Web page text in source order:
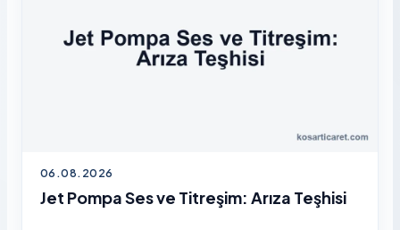
06.08.2026
Jet Pompa Ses ve Titreşim: Arıza Teşhisi